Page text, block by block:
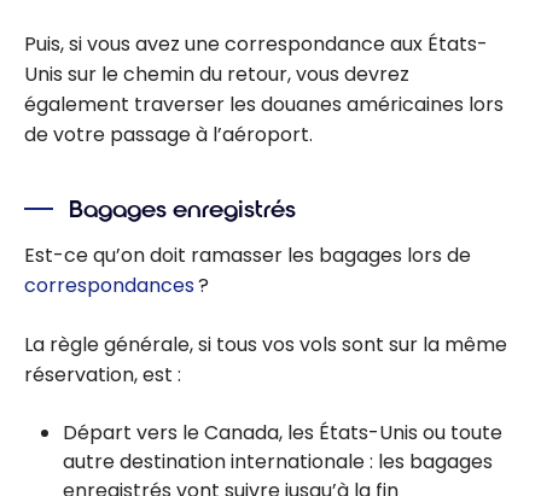
Puis, si vous avez une correspondance aux États-
Unis sur le chemin du retour, vous devrez
également traverser les douanes américaines lors
de votre passage à l’aéroport.
Bagages enregistrés
Est-ce qu’on doit ramasser les bagages lors de
correspondances?
La règle générale, si tous vos vols sont sur la même
réservation, est :
Départ vers le Canada, les États-Unis ou toute
autre destination internationale : les bagages